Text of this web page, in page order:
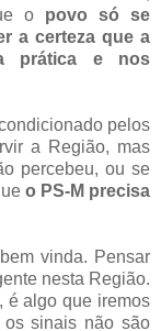
o povo só se
a certeza que a
prática e nos
pelos
a Região, mas
percebeu, ou se
o PS-M precisa
vinda. Pensar
nesta Região.
é algo que iremos
os sinais não são